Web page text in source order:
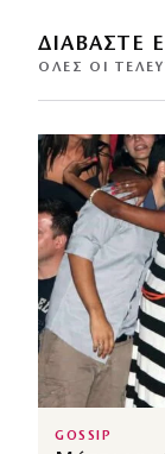
ΔΙΑΒΑΣΤΕ
ΌΛΕΣ ΟΙ
GOSSIP